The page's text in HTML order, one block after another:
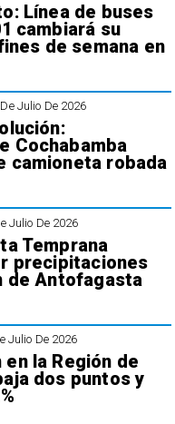
Línea de buses
cambiará su
de semana en
Julio De 2026
Cochabamba
camioneta robada
Julio De 2026
Temprana
precipitaciones
de Antofagasta
Julio De 2026
en la Región de
dos puntos y